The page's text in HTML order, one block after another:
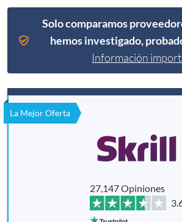
Solo comparamos
hemos investigado,
Información
La Mejor Oferta
27,147 Opiniones